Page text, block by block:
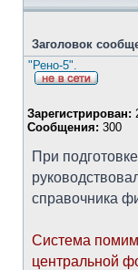
Заголовок
"Рено-5".
Зарегистрирован:
Сообщения: 300
При
справочника
Система
центральной